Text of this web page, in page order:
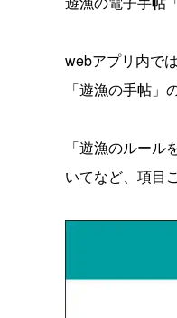
webアプリ内では
「遊漁の手帖」
「遊漁のルー
いてなど、項目